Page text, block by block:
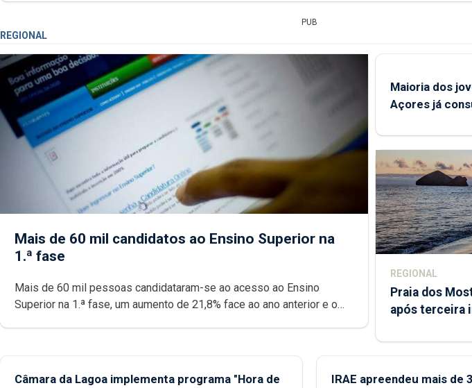
PUB
REGIONAL
Mais de 60 mil candidatos ao Ensino Superior na
1.ª fase
Mais de 60 mil pessoas candidataram-se ao acesso ao Ensino
Superior na 1.ª fase, um aumento de 21,8% face ao ano anterior e o
Maioria dos
Açores já
REGIONAL
Praia dos
após terceira
Câmara da Lagoa implementa programa "Hora de
IRAE apreendeu mais de